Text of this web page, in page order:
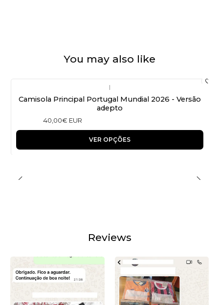
You may also like
|
Camisola Principal Portugal Mundial 2026 - Versão
adepto
40,00€ EUR
VER OPÇÕES
Reviews